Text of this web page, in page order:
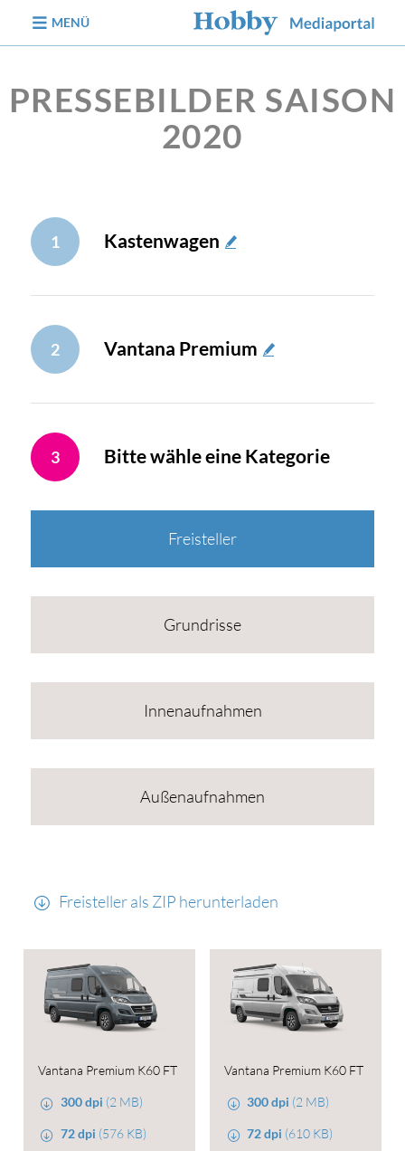
MENÜ
PRESSEBILDER SAISON
2020
1 Kastenwagen
2 Vantana Premium
3 Bitte wähle eine Kategorie
Freisteller
Grundrisse
Innenaufnahmen
Außenaufnahmen
Freisteller als ZIP herunterladen
Vantana Premium K60 FT
300 dpi (2 MB)
72 dpi (576 KB)
Vantana Premium K60 FT
300 dpi (2 MB)
72 dpi (610 KB)